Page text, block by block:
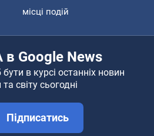
місці подій
в Google News
в курсі останніх новин
світу сьогодні
Підписатись